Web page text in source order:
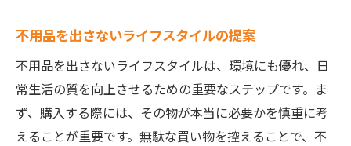
不用品を出さないライフスタイルの提案
不用品を出さないライフスタイルは、環境にも優れ、日
常生活の質を向上させるための重要なステップです。ま
ず、購入する際には、その物が本当に必要かを慎重に考
えることが重要です。無駄な買い物を控えることで、不